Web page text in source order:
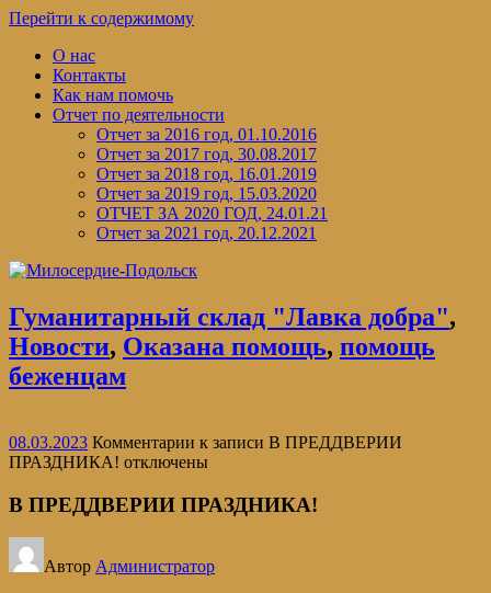
Перейти к содержимому
О нас
Контакты
Как нам помочь
Отчет по деятельности
Отчет за 2016 год, 01.10.2016
Отчет за 2017 год, 30.08.2017
Отчет за 2018 год, 16.01.2019
Отчет за 2019 год, 15.03.2020
ОТЧЕТ ЗА 2020 ГОД, 24.01.21
Отчет за 2021 год, 20.12.2021
Гуманитарный склад "Лавка добра",
Новости, Оказана помощь, помощь
беженцам
08.03.2023 Комментарии к записи В ПРЕДДВЕРИИ
ПРАЗДНИКА! отключены
В ПРЕДДВЕРИИ ПРАЗДНИКА!
Автор Администратор